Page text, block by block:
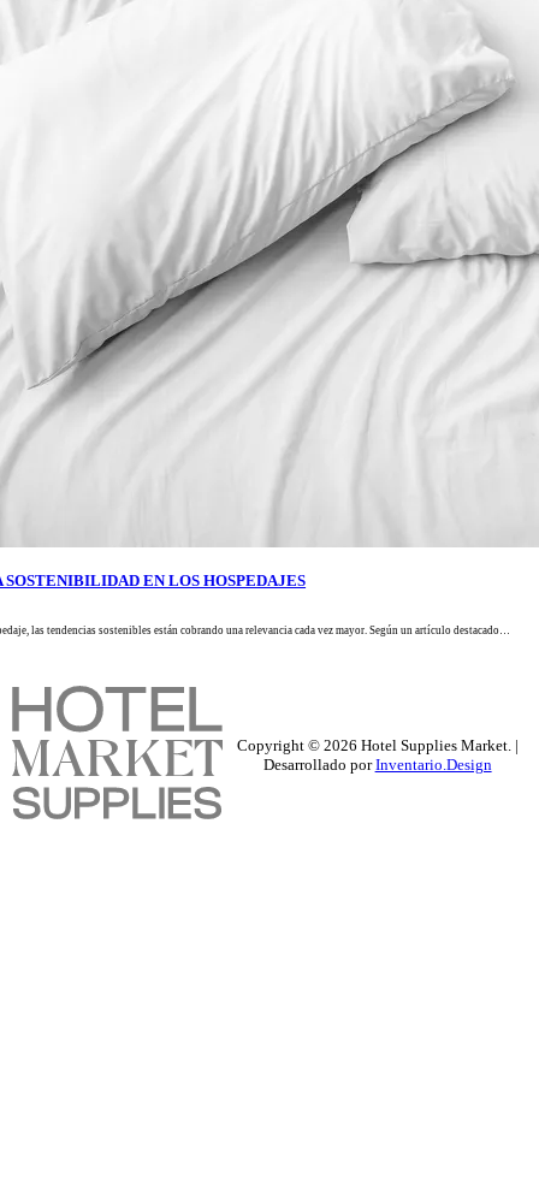
EN LOS HOSPEDAJES
las tendencias sostenibles están cobrando una relevancia cada vez mayor. Según un artículo destacado…
Copyright © 2026 Hotel Supplies Market. |
Desarrollado porInventario.Design